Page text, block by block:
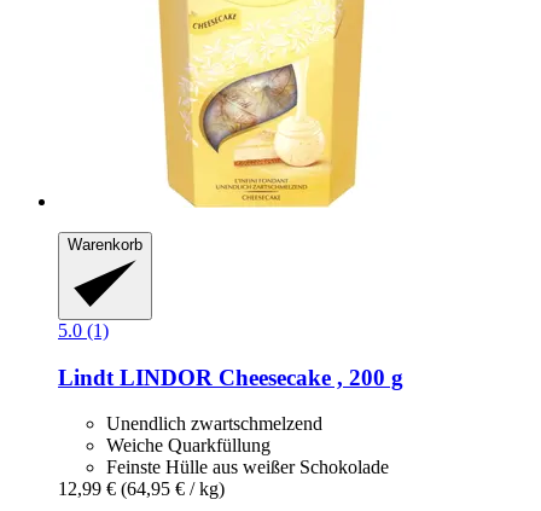
Warenkorb
5.0 (1)
Lindt LINDOR Cheesecake , 200 g
Unendlich zwartschmelzend
Weiche Quarkfüllung
Feinste Hülle aus weißer Schokolade
12,99 € (64,95 € / kg)